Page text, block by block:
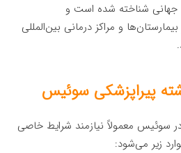
جهانی شناخته شده است و
و مراکز درمانی بین‌المللی
پیراپزشکی سوئیس
سوئیس معمولاً نیازمند شرایط خاصی
زیر می‌شود: